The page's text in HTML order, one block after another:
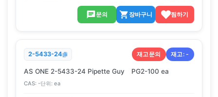
문의 장바구니 찜하기
2-5433-24 재고문의 재고:-
AS ONE 2-5433-24 Pipette Guy PG2-100 ea
CAS: -단위: ea